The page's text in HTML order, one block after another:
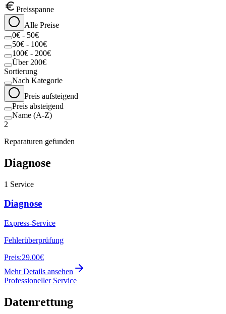
Preisspanne
Alle Preise
0€ - 50€
50€ - 100€
100€ - 200€
Über 200€
Sortierung
Nach Kategorie
Preis aufsteigend
Preis absteigend
Name (A-Z)
2
Reparaturen gefunden
Diagnose
1 Service
Diagnose
Express-Service
Fehlerüberprüfung
Preis:29.00€
Mehr Details ansehen
Professioneller Service
Datenrettung